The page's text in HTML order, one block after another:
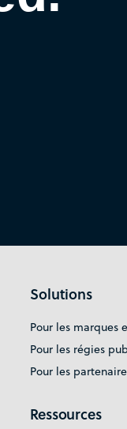
Solutions
Pour les marques
Pour les régies
Pour les
Ressources